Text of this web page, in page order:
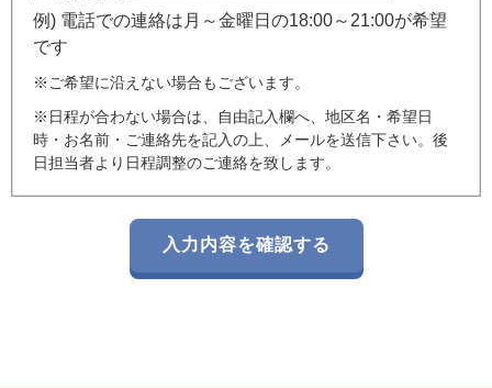
例) 電話での連絡は月～金曜日の18:00～21:00が希望
です
※ご希望に沿えない場合もございます。
※日程が合わない場合は、自由記入欄へ、地区名・希望日
時・お名前・ご連絡先を記入の上、メールを送信下さい。後
日担当者より日程調整のご連絡を致します。